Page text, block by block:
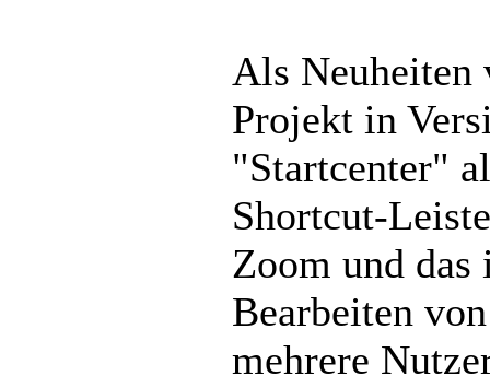
Als Neuheiten
Projekt in
"Startcenter"
Shortcut-
Zoom und
Bearbeiten
mehrere